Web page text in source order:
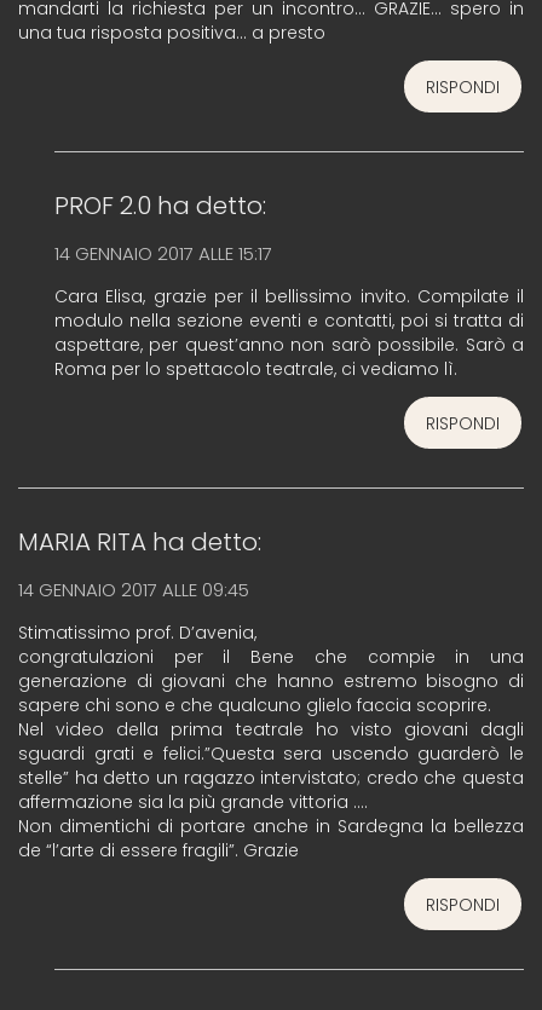
mandarti la richiesta per un incontro… GRAZIE… spero in
una tua risposta positiva… a presto
RISPONDI
PROF 2.0 ha detto:
14 GENNAIO 2017 ALLE 15:17
Cara Elisa, grazie per il bellissimo invito. Compilate il
modulo nella sezione eventi e contatti, poi si tratta di
aspettare, per quest’anno non sarò possibile. Sarò a
Roma per lo spettacolo teatrale, ci vediamo lì.
RISPONDI
MARIA RITA ha detto:
14 GENNAIO 2017 ALLE 09:45
Stimatissimo prof. D’avenia,
congratulazioni per il Bene che compie in una
generazione di giovani che hanno estremo bisogno di
sapere chi sono e che qualcuno glielo faccia scoprire.
Nel video della prima teatrale ho visto giovani dagli
sguardi grati e felici.”Questa sera uscendo guarderò le
stelle” ha detto un ragazzo intervistato; credo che questa
affermazione sia la più grande vittoria ….
Non dimentichi di portare anche in Sardegna la bellezza
de “l’arte di essere fragili”. Grazie
RISPONDI